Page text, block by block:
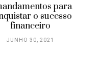
Escuta ativa: aprenda
como captar o que as
pessoas estão dizendo e
melhore sua
comunicação